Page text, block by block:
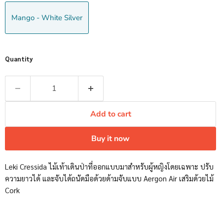
Mango - White Silver
Quantity
Add to cart
Buy it now
Leki Cressida ไม้เท้าเดินป่าที่ออกแบบมาสำหรับผู้หญิงโดยเฉพาะ ปรับ
ความยาวได้ และจับได้ถนัดมือด้วยด้ามจับแบบ Aergon Air เสริมด้วยไม้
Cork